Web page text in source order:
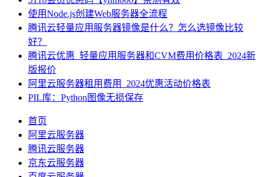
使用Node.js创建Web服务器全流程
腾讯云轻量应用服务器镜像是什么？怎么选镜像比较
好？
腾讯云优惠_轻量应用服务器和CVM费用价格表_2024新
版报价
阿里云服务器租用费用_2024优惠活动价格表
PIL库：Python图像无损保存
首页
阿里云服务器
腾讯云服务器
京东云服务器